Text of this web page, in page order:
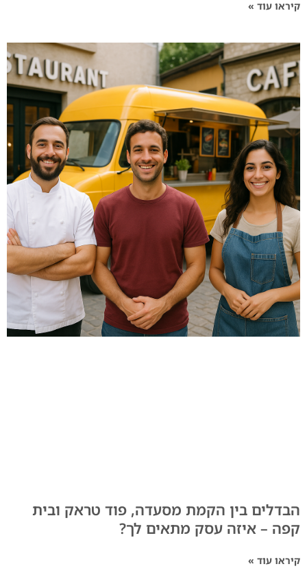
קיראו עוד »
הבדלים בין הקמת מסעדה, פוד טראק ובית
קפה – איזה עסק מתאים לך?
קיראו עוד »